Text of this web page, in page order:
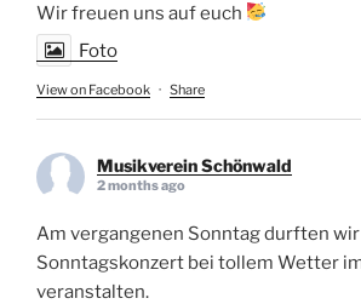
Wir freuen uns auf euch
Foto
View on Facebook · Share
Musikverein Schönwald
2 months ago
Am vergangenen Sonntag durften
Sonntagskonzert bei tollem Wetter
veranstalten.